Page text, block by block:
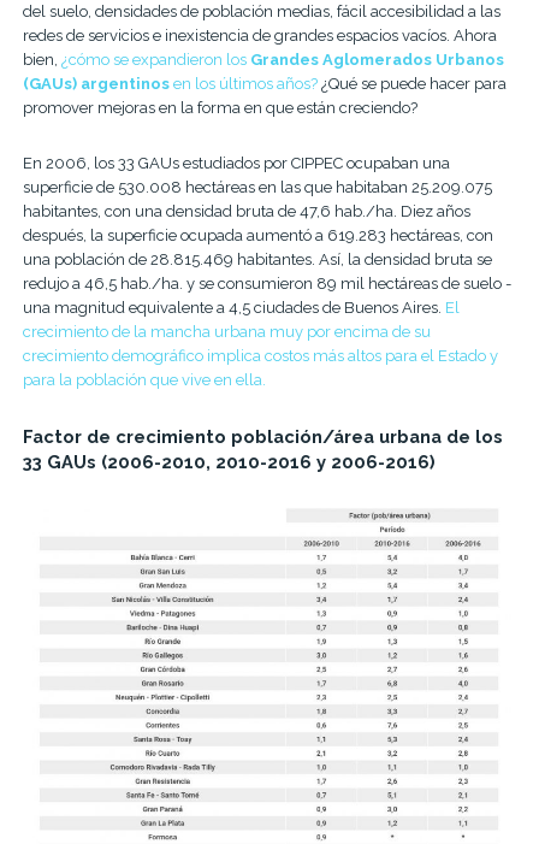
del suelo, densidades de población medias, fácil accesibilidad a las
redes de servicios e inexistencia de grandes espacios vacíos. Ahora
bien, ¿cómo se expandieron los Grandes Aglomerados Urbanos
(GAUs) argentinosen los últimos años?¿Qué se puede hacer para
promover mejoras en la forma en que están creciendo?
En 2006, los 33 GAUs estudiados por CIPPEC ocupaban una
superficie de 530.008 hectáreas en las que habitaban 25.209.075
habitantes, con una densidad bruta de 47,6 hab./ha. Diez años
después, la superficie ocupada aumentó a 619.283 hectáreas, con
una población de 28.815.469 habitantes. Así, la densidad bruta se
redujo a 46,5 hab./ha. y se consumieron 89 mil hectáreas de suelo -
una magnitud equivalente a 4,5 ciudades de Buenos Aires. El
crecimiento de la mancha urbana muy por encima de su
crecimiento demográfico implica costos más altos para el Estado y
para la población que vive en ella.
Factor de crecimiento población/área urbana de los
33 GAUs (2006-2010, 2010-2016 y 2006-2016)